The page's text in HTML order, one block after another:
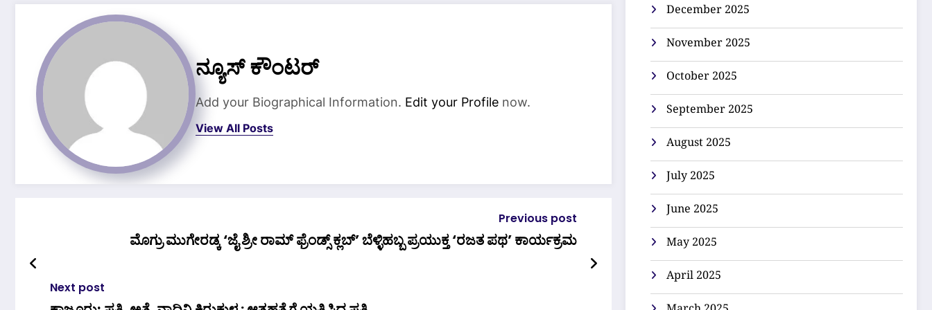
ನ್ಯೂಸ್ ಕೌಂಟರ್
Add your Biographical Information. Edit your Profile now.
View All Posts
Previous post
ಮೊಗ್ರು ಮುಗೇರಡ್ಕ ‘ಜೈ ಶ್ರೀ ರಾಮ್ ಫ್ರೆಂಡ್ಸ್ ಕ್ಲಬ್’ ಬೆಳ್ಳಿಹಬ್ಬ ಪ್ರಯುಕ್ತ ‘ರಜತ ಪಥ’ ಕಾರ್ಯಕ್ರಮ
Next post
December 2025
November 2025
October 2025
September 2025
August 2025
July 2025
June 2025
May 2025
April 2025